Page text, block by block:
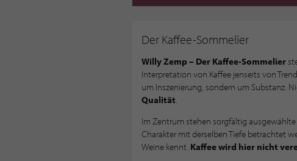
Der Kaffee-Sommelier
Willy Zemp – Der Kaffee-Sommelier
Interpretation von Kaffee jenseits von
um Inszenierung, sondern um Substanz.
Qualität.
Im Zentrum stehen sorgfältig ausgewählte
Charakter mit derselben Tiefe betrachtet
Weine kennt. Kaffee wird hier nicht